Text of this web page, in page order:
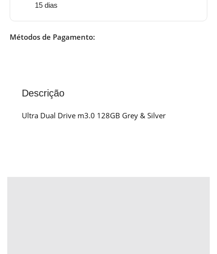
15 dias
Métodos de Pagamento:
Descrição
Ultra Dual Drive m3.0 128GB Grey & Silver